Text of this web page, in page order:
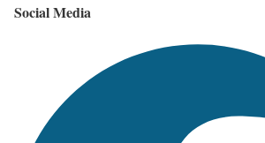
Social Media